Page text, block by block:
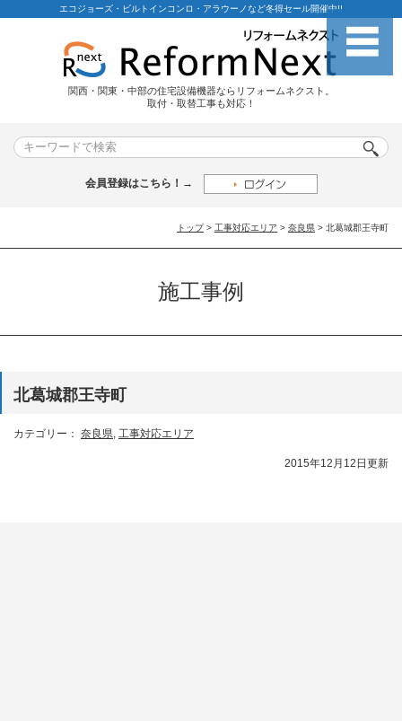
エコジョーズ・ビルトインコンロ・アラウーノなど冬得セール開催中!!
関西・関東・中部の住宅設備機器ならリフォームネクスト。
取付・取替工事も対応！
会員登録はこちら！→
トップ > 工事対応エリア > 奈良県 > 北葛城郡王寺町
施工事例
北葛城郡王寺町
カテゴリー： 奈良県, 工事対応エリア
2015年12月12日更新